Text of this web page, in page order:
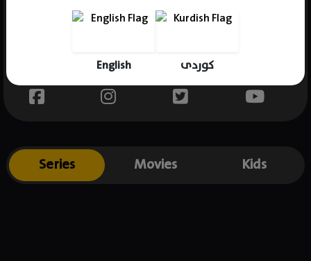
English کوردی
Gender : male
Place of birth : Ireland
Series Movies Kids